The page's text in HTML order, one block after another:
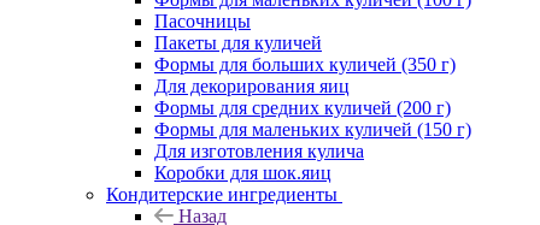
Пасочницы
Пакеты для куличей
Формы для больших куличей (350 г)
Для декорирования яиц
Формы для средних куличей (200 г)
Формы для маленьких куличей (150 г)
Для изготовления кулича
Коробки для шок.яиц
Кондитерские ингредиенты
Назад